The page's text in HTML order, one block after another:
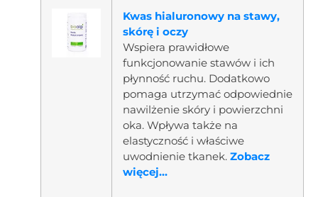
Kwas hialuronowy na stawy,
skórę i oczy
Wspiera prawidłowe
funkcjonowanie stawów i ich
płynność ruchu. Dodatkowo
pomaga utrzymać odpowiednie
nawilżenie skóry i powierzchni
oka. Wpływa także na
elastyczność i właściwe
uwodnienie tkanek. Zobacz
więcej...